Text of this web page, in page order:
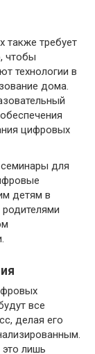
также требует
чтобы
технологии в
дома.
цифровых
для
детям в
все
делая его
лишь